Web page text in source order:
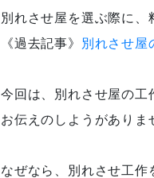
別れさせ屋を選ぶ際に、
《過去記事》
別れさせ屋
今回は、別れさせ屋の工
お伝えのしようがありま
なぜなら、別れさせ工作